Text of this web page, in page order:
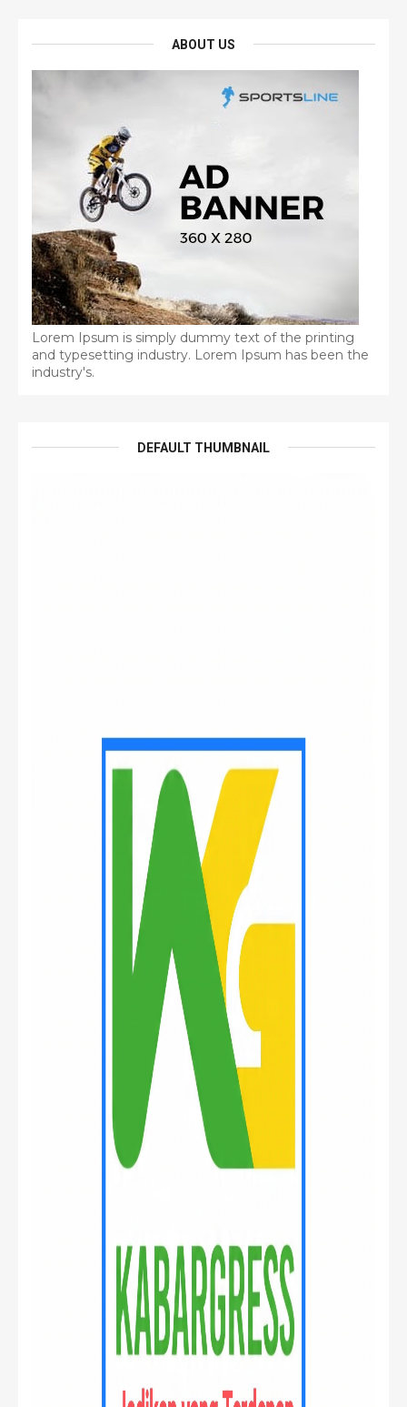
ABOUT US
Lorem Ipsum is simply dummy text of the printing
and typesetting industry. Lorem Ipsum has been the
industry's.
DEFAULT THUMBNAIL